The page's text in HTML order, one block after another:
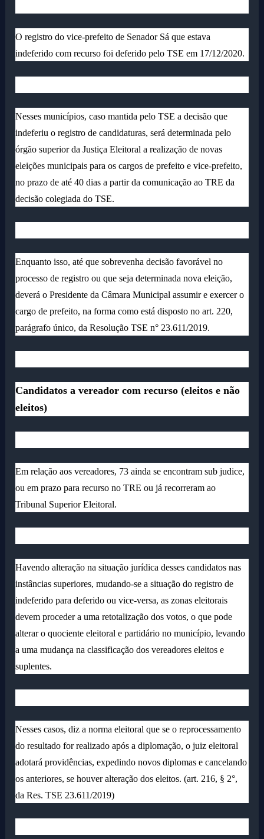
O registro do vice-prefeito de Senador Sá que estava
indeferido com recurso foi deferido pelo TSE em 17/12/2020.
Nesses municípios, caso mantida pelo TSE a decisão que
indeferiu o registro de candidaturas, será determinada pelo
órgão superior da Justiça Eleitoral a realização de novas
eleições municipais para os cargos de prefeito e vice-prefeito,
no prazo de até 40 dias a partir da comunicação ao TRE da
decisão colegiada do TSE.
Enquanto isso, até que sobrevenha decisão favorável no
processo de registro ou que seja determinada nova eleição,
deverá o Presidente da Câmara Municipal assumir e exercer o
cargo de prefeito, na forma como está disposto no art. 220,
parágrafo único, da Resolução TSE n° 23.611/2019.
Candidatos a vereador com recurso (eleitos e não
eleitos)
Em relação aos vereadores, 73 ainda se encontram sub judice,
ou em prazo para recurso no TRE ou já recorreram ao
Tribunal Superior Eleitoral.
Havendo alteração na situação jurídica desses candidatos nas
instâncias superiores, mudando-se a situação do registro de
indeferido para deferido ou vice-versa, as zonas eleitorais
devem proceder a uma retotalização dos votos, o que pode
alterar o quociente eleitoral e partidário no município, levando
a uma mudança na classificação dos vereadores eleitos e
suplentes.
Nesses casos, diz a norma eleitoral que se o reprocessamento
do resultado for realizado após a diplomação, o juiz eleitoral
adotará providências, expedindo novos diplomas e cancelando
os anteriores, se houver alteração dos eleitos. (art. 216, § 2°,
da Res. TSE 23.611/2019)